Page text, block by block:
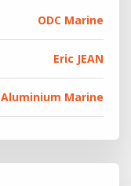
ODC Marine
Eric JEAN
Aluminium Marine